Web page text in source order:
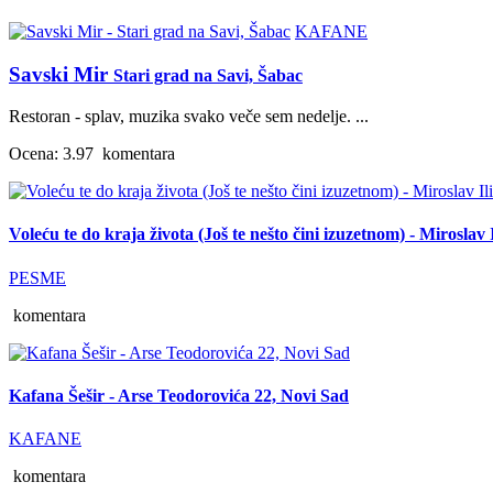
KAFANE
Savski Mir Stari grad na Savi, Šabac
Restoran - splav, muzika svako veče sem nedelje. ...
Ocena: 3.97 komentara
Voleću te do kraja života (Još te nešto čini izuzetnom) - Miroslav
PESME
komentara
Kafana Šešir - Arse Teodorovića 22, Novi Sad
KAFANE
komentara